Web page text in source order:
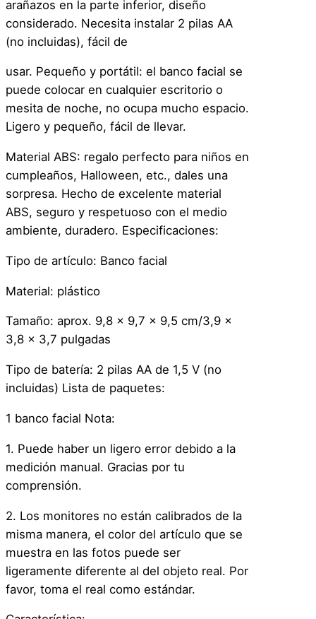
a
n
c
a
,
J
u
g
t
o
e
M
o
e
d
s
C
h
a
c
h
i
t
o
arañazos en la parte inferior, diseño
considerado. Necesita instalar 2 pilas AA
(no incluidas), fácil de
usar. Pequeño y portátil: el banco facial se
puede colocar en cualquier escritorio o
mesita de noche, no ocupa mucho espacio.
Ligero y pequeño, fácil de llevar.
Material ABS: regalo perfecto para niños en
cumpleaños, Halloween, etc., dales una
sorpresa. Hecho de excelente material
ABS, seguro y respetuoso con el medio
ambiente, duradero. Especificaciones:
Tipo de artículo: Banco facial
Material: plástico
Tamaño: aprox. 9,8 x 9,7 x 9,5 cm/3,9 x
3,8 x 3,7 pulgadas
Tipo de batería: 2 pilas AA de 1,5 V (no
incluidas) Lista de paquetes:
1 banco facial Nota:
1. Puede haber un ligero error debido a la
medición manual. Gracias por tu
comprensión.
2. Los monitores no están calibrados de la
misma manera, el color del artículo que se
muestra en las fotos puede ser
ligeramente diferente al del objeto real. Por
favor, toma el real como estándar.